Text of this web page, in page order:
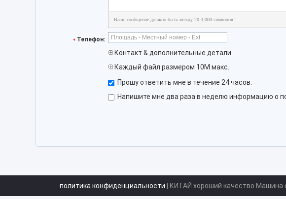
Ваше сообщение должно быть между 20-3,000 символов!
Телефон:
Контакт & дополнительные детали
Каждый файл размером 10M макс.
Прошу ответить мне в течение 24 часов.
Напишите мне два раза в неделю информацию о
политика конфиденциальности | КИТАЙ хороший качество Машина